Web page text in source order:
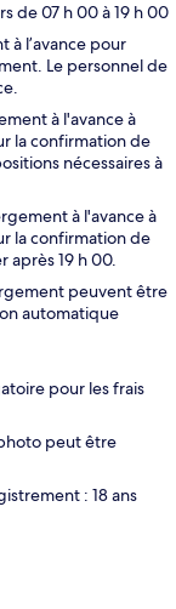
de 07 h 00 à 19 h 00
à l’avance pour
Le personnel de
à l'avance à
la confirmation de
nécessaires à
à l'avance à
la confirmation de
après 19 h 00.
peuvent être
automatique
pour les frais
peut être
: 18 ans